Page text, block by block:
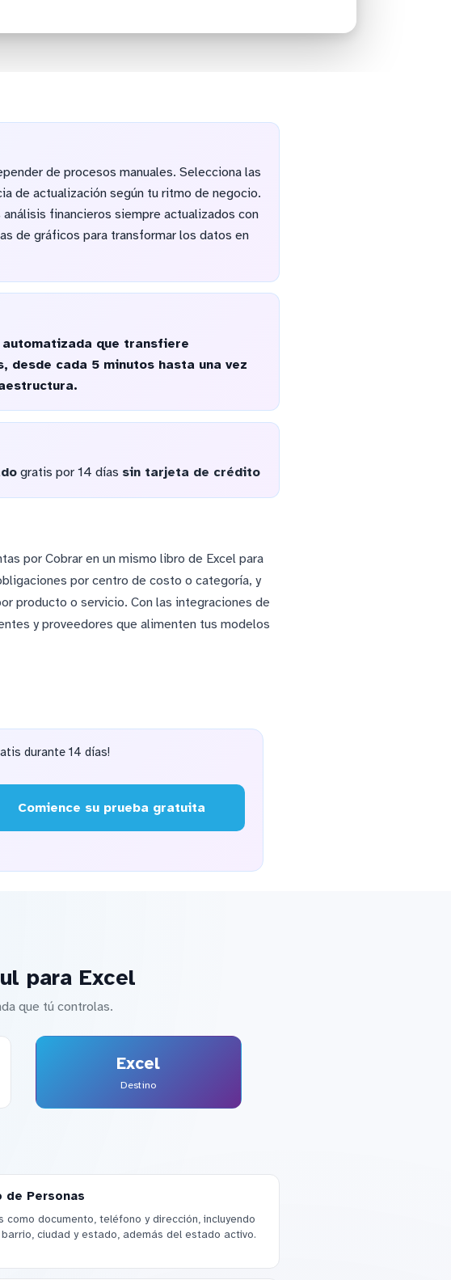
de procesos manuales. Selecciona las
de actualización según tu ritmo de negocio.
financieros siempre actualizados con
de gráficos para transformar los datos en
que transfiere
cada 5 minutos hasta una vez
gratis por 14 días sin tarjeta de crédito
por Cobrar en un mismo libro de Excel para
por centro de costo o categoría, y
producto o servicio. Con las integraciones de
y proveedores que alimenten tus modelos
durante 14 días!
Comience su prueba gratuita
para Excel
que tú controlas.
Excel
Destino
de Personas
como documento, teléfono y dirección, incluyendo
ciudad y estado, además del estado activo.